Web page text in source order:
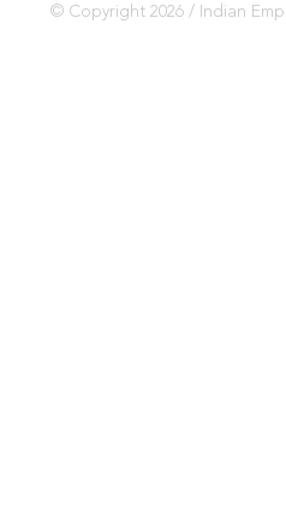
© Copyright 2026 / Indian